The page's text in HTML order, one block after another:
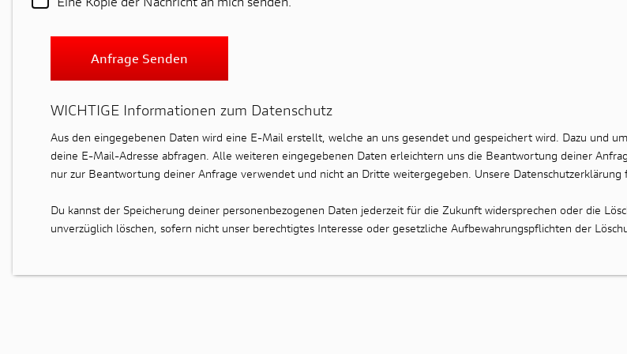
Anfrage Senden
WICHTIGE Informationen zum Datenschutz
Aus den eingegebenen Daten wird eine E-Mail erstellt, welche an uns gesendet und gespeichert wird. Dazu und
deine E-Mail-Adresse abfragen. Alle weiteren eingegebenen Daten erleichtern uns die Beantwortung deiner
nur zur Beantwortung deiner Anfrage verwendet und nicht an Dritte weitergegeben. Unsere
Du kannst der Speicherung deiner personenbezogenen Daten jederzeit für die Zukunft widersprechen oder die
unverzüglich löschen, sofern nicht unser berechtigtes Interesse oder gesetzliche Aufbewahrungspflichten der